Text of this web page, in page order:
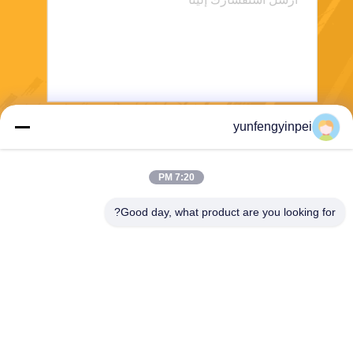
yunfengyinpei
7:20 PM
Good day, what product are you looking for?